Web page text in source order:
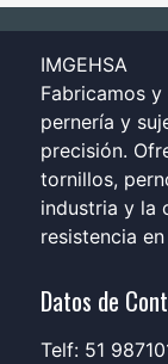
IMGEHSA
Fabricamos
pernería y
precisión.
tornillos,
industria y la
resistencia
Datos de
Telf: 51